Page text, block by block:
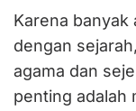
Karena
dengan
agama dan
penting adalah